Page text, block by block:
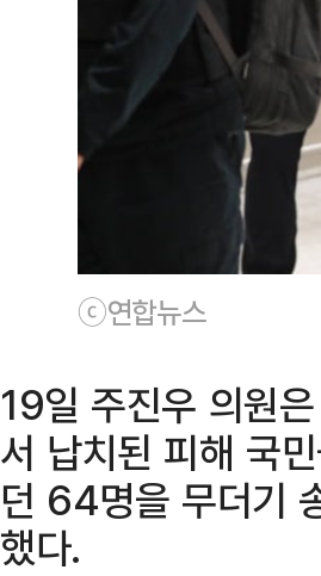
ⓒ연합뉴스
19일 주진우 의원
서 납치된 피해 국
던 64명을 무더기
했다.